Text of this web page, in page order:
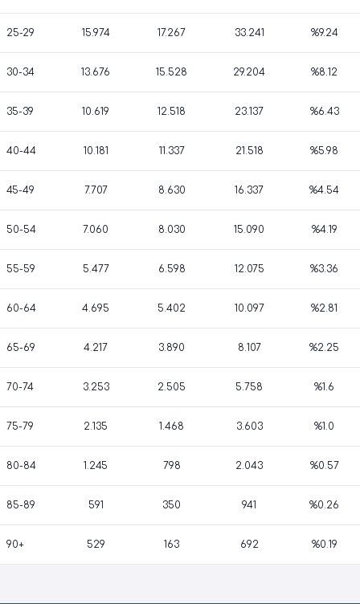
25-29 15.974 17.267 33.241 %9.24
30-34 13.676 15.528 29.204 %8.12
35-39 10.619 12.518 23.137 %6.43
40-44 10.181 11.337 21.518 %5.98
45-49 7.707 8.630 16.337 %4.54
50-54 7.060 8.030 15.090 %4.19
55-59 5.477 6.598 12.075 %3.36
60-64 4.695 5.402 10.097 %2.81
65-69 4.217 3.890 8.107 %2.25
70-74 3.253 2.505 5.758 %1.6
75-79 2.135 1.468 3.603 %1.0
80-84 1.245 798 2.043 %0.57
85-89 591 350 941 %0.26
90+ 529 163 692 %0.19